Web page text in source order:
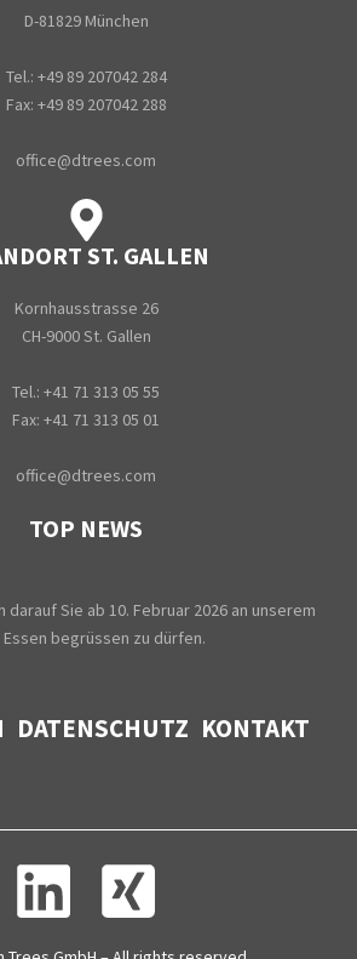
D-81829 München
Tel.: +49 89 207042 284
Fax: +49 89 207042 288
office@dtrees.com
ST. GALLEN
Kornhausstrasse 26
CH-9000 St. Gallen
Tel.: +41 71 313 05 55
Fax: +41 71 313 05 01
office@dtrees.com
TOP NEWS
Sie ab 10. Februar 2026 an unserem
begrüssen zu dürfen.
DATENSCHUTZ KONTAKT